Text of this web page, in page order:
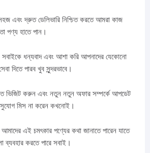
এবং দ্রুত ডেলিভারি নিশ্চিত করতে আমরা কাজ
পণ্য হাতে পান।
সবাইকে ধন্যবাদ এবং আশা করি আপনাদের যেকোনো
দিতে পারব খুব সুন্দরভাবে।
ভিজিট করুন এবং নতুন নতুন অফার সম্পর্কে আপডেট
মিস না করেন কখনোই।
এই চমৎকার পণ্যের কথা জানাতে পারেন যাতে
ব্যবহার করতে পারে সবাই।